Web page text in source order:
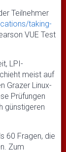
Teilnehmer
taking-
VUE Test
LPI-
meist auf
Grazer Linux-
Prüfungen
günstigeren
60 Fragen, die
Zum